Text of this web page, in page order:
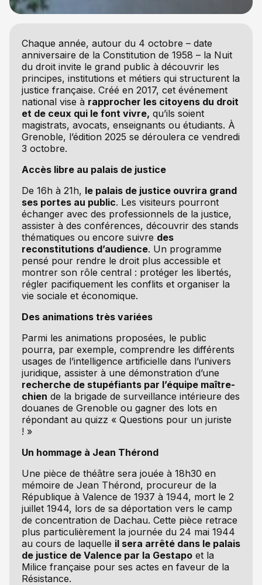
Chaque année, autour du 4 octobre – date
anniversaire de la Constitution de 1958 – la Nuit
du droit invite le grand public à découvrir les
principes, institutions et métiers qui structurent la
justice française. Créé en 2017, cet événement
national vise à rapprocher les citoyens du droit
et de ceux qui le font vivre, qu’ils soient
magistrats, avocats, enseignants ou étudiants. À
Grenoble, l’édition 2025 se déroulera ce vendredi
3 octobre.
Accès libre au palais de justice
De 16h à 21h, le palais de justice ouvrira grand
ses portes au public. Les visiteurs pourront
échanger avec des professionnels de la justice,
assister à des conférences, découvrir des stands
thématiques ou encore suivre des
reconstitutions d’audience. Un programme
pensé pour rendre le droit plus accessible et
montrer son rôle central : protéger les libertés,
régler pacifiquement les conflits et organiser la
vie sociale et économique.
Des animations très variées
Parmi les animations proposées, le public
pourra, par exemple, comprendre les différents
usages de l’intelligence artificielle dans l’univers
juridique, assister à une démonstration d’une
recherche de stupéfiants par l’équipe maître-
chien de la brigade de surveillance intérieure des
douanes de Grenoble ou gagner des lots en
répondant au quizz « Questions pour un juriste
! »
Un hommage à Jean Thérond
Une pièce de théâtre sera jouée à 18h30 en
mémoire de Jean Thérond, procureur de la
République à Valence de 1937 à 1944, mort le 2
juillet 1944, lors de sa déportation vers le camp
de concentration de Dachau. Cette pièce retrace
plus particulièrement la journée du 24 mai 1944
au cours de laquelle il sera arrêté dans le palais
de justice de Valence par la Gestapoet la
Milice française pour ses actes en faveur de la
Résistance.